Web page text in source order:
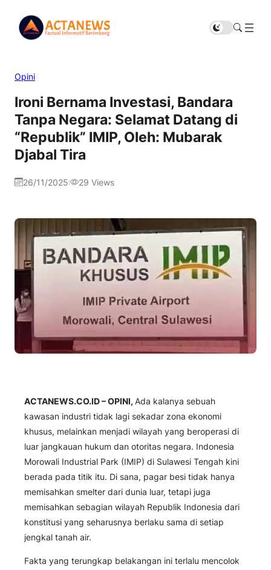
Opini
Ironi Bernama Investasi, Bandara
Tanpa Negara: Selamat Datang di
“Republik” IMIP, Oleh: Mubarak
Djabal Tira
26/11/2025 29 Views
ACTANEWS.CO.ID – OPINI, Ada kalanya sebuah
kawasan industri tidak lagi sekadar zona ekonomi
khusus, melainkan menjadi wilayah yang beroperasi di
luar jangkauan hukum dan otoritas negara. Indonesia
Morowali Industrial Park (IMIP) di Sulawesi Tengah kini
berada pada titik itu. Di sana, pagar besi tidak hanya
memisahkan smelter dari dunia luar, tetapi juga
memisahkan sebagian wilayah Republik Indonesia dari
konstitusi yang seharusnya berlaku sama di setiap
jengkal tanah air.
Fakta yang terungkap belakangan ini terlalu mencolok